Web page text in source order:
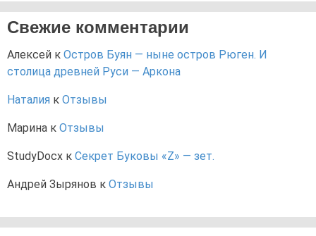
Свежие комментарии
Алексей к Остров Буян — ныне остров Рюген. И
столица древней Руси — Аркона
Наталия к Отзывы
Марина к Отзывы
StudyDocx к Секрет Буковы «Z» — зет.
Андрей Зырянов к Отзывы